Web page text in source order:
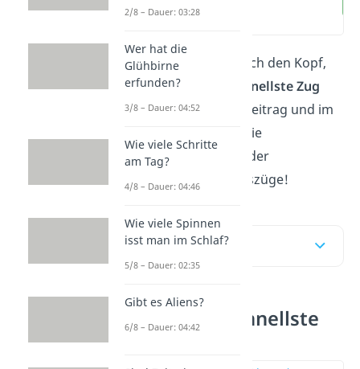
Dir geht die Frage durch den Kopf,
was eigentlich der
schnellste Zug
der Weltist? Hier im Beitrag und im
zeigen wir dir die
internationale Top 10 der
Hochgeschwindigkeitszüge!
Inhaltsübersicht
Was ist der schnellste
Zug der Welt?
2/8 – Dauer: 03:28
Wer hat die
Glühbirne
erfunden?
3/8 – Dauer: 04:52
Wie viele Schritte
am Tag?
4/8 – Dauer: 04:46
Wie viele Spinnen
isst man im Schlaf?
5/8 – Dauer: 02:35
Gibt es Aliens?
6/8 – Dauer: 04:42